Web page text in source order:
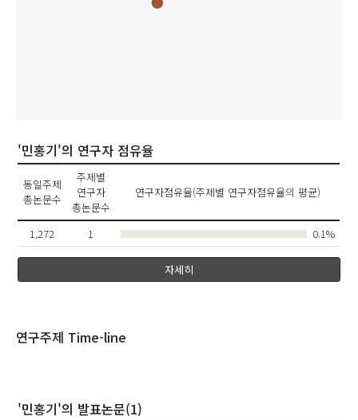
'민홍기'의 연구자 점유율
동일주제
총논문수
주제별
연구자
총논문수
연구자점유율(주제별 연구자점유율의 평균)
1,272 1 0.1%
자세히
연구주제 Time-line
'민홍기'의 발표논문(1)